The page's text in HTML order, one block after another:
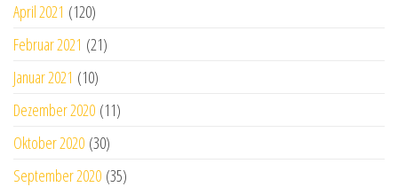
April 2021 (120)
Februar 2021 (21)
Januar 2021 (10)
Dezember 2020 (11)
Oktober 2020 (30)
September 2020 (35)